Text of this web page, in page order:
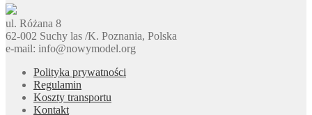
ul. Różana 8
62-002 Suchy las /K. Poznania, Polska
e-mail: info@nowymodel.org
Polityka prywatności
Regulamin
Koszty transportu
Kontakt